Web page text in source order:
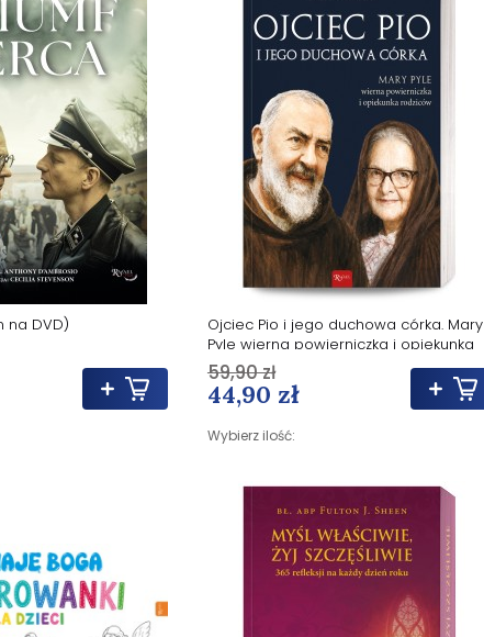
na DVD)
Ojciec Pio i jego duchowa córka. Mary
Pyle wierna powierniczka i opiekunka
rodziców
44,90 zł
Wybierz ilość:
59,90 zł